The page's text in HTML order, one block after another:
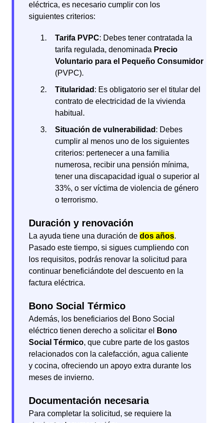
eléctrica, es necesario cumplir con los
siguientes criterios:
Tarifa PVPC: Debes tener contratada la
tarifa regulada, denominada Precio
Voluntario para el Pequeño Consumidor
(PVPC).
Titularidad : Es obligatorio ser el titular del
contrato de electricidad de la vivienda
habitual.
Situación de vulnerabilidad : Debes
cumplir al menos uno de los siguientes
criterios: pertenecer a una familia
numerosa, recibir una pensión mínima,
tener una discapacidad igual o superior al
33%, o ser víctima de violencia de género
o terrorismo.
Duración y renovación
La ayuda tiene una duración de dos años.
Pasado este tiempo, si sigues cumpliendo con
los requisitos, podrás renovar la solicitud para
continuar beneficiándote del descuento en la
factura eléctrica.
Bono Social Térmico
Además, los beneficiarios del Bono Social
eléctrico tienen derecho a solicitar el
Bono
Social Térmico, que cubre parte de los gastos
relacionados con la calefacción, agua caliente
y cocina, ofreciendo un apoyo extra durante los
meses de invierno.
Documentación necesaria
Para completar la solicitud, se requiere la